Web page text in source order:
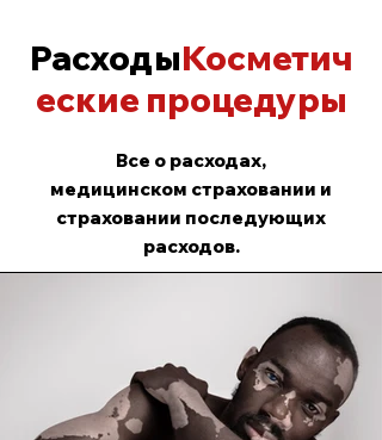
РасходыКосметич
еские процедуры
Все о расходах,
медицинском страховании и
страховании последующих
расходов.